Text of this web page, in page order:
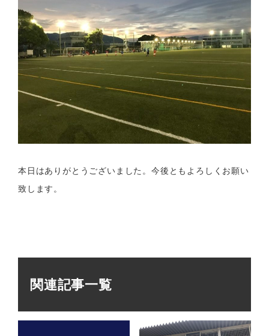
本日はありがとうございました。今後ともよろしくお願い
致します。
関連記事一覧